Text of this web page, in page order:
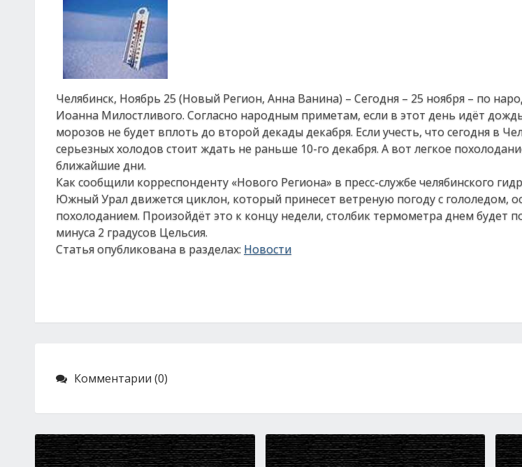
Челябинск, Ноябрь 25 (Новый Регион, Анна Ванина) – Сегодня – 25 ноября – по
Иоанна Милостливого. Согласно народным приметам, если в этот день идёт
морозов не будет вплоть до второй декады декабря. Если учесть, что сегодня в
серьезных холодов стоит ждать не раньше 10-го декабря. А вот легкое
ближайшие дни.
Как сообщили корреспонденту «Нового Региона» в пресс-службе челябинского
Южный Урал движется циклон, который принесет ветреную погоду с гололедом,
похолоданием. Произойдёт это к концу недели, столбик термометра днем будет
минуса 2 градусов Цельсия.
Статья опубликована в разделах: Новости
Комментарии (0)